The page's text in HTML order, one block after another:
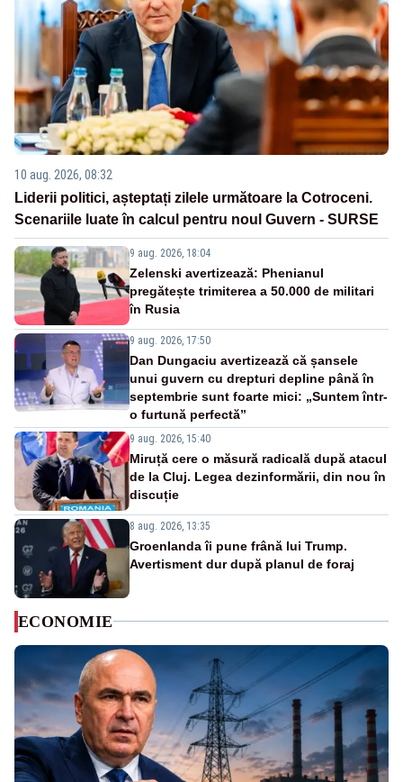
10 aug. 2026, 08:32
Liderii politici, așteptați zilele următoare la Cotroceni.
Scenariile luate în calcul pentru noul Guvern - SURSE
9 aug. 2026, 18:04
Zelenski avertizează: Phenianul
pregătește trimiterea a 50.000 de militari
în Rusia
9 aug. 2026, 17:50
Dan Dungaciu avertizează că șansele
unui guvern cu drepturi depline până în
septembrie sunt foarte mici: „Suntem într-
o furtună perfectă”
9 aug. 2026, 15:40
Miruță cere o măsură radicală după atacul
de la Cluj. Legea dezinformării, din nou în
discuție
8 aug. 2026, 13:35
Groenlanda îi pune frână lui Trump.
Avertisment dur după planul de foraj
ECONOMIE